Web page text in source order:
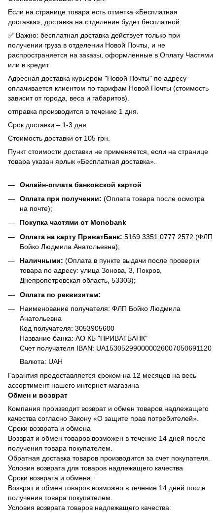
Если на странице товара есть отметка «Бесплатная
доставка», доставка на отделение будет бесплатной.
✅ Важно: бесплатная доставка действует только при
получении груза в отделении Новой Почты, и не
распространяется на заказы, оформленные в Оплату Частями
или в кредит.
Адресная доставка курьером "Новой Почты" по адресу
оплачивается клиентом по тарифам Новой Почты (стоимость
зависит от города, веса и габаритов).
отправка производится в течение 1 дня.
Срок доставки – 1-3 дня
Стоимость доставки от 105 грн.
Пункт стоимости доставки не применяется, если на странице
товара указан ярлык «Бесплатная доставка».
Онлайн-оплата банковской картой
Оплата при получении: (Оплата товара после осмотра
на почте);
Покупка частями от Monobank
Оплата на карту ПриватБанк: 5169 3351 0777 2572 (ФЛП
Бойко Людмила Анатольевна);
Наличными: (Оплата в пункте выдачи после проверки
товара по адресу: улица Зонова, 3, Покров,
Днепропетровская область, 53303);
Оплата по реквизитам:
Наименование получателя: ФЛП Бойко Людмила
Анатольевна
Код получателя: 3053905600
Название банка: АО КБ "ПРИВАТБАНК"
Счет получателя IBAN: UA153052990000026007050691120
Валюта: UAH
Гарантия предоставляется сроком на 12 месяцев на весь
ассортимент нашего интернет-магазина
Обмен и возврат
Компания производит возврат и обмен товаров надлежащего
качества согласно Закону «О защите прав потребителей».
Сроки возврата и обмена
Возврат и обмен товаров возможен в течение 14 дней после
получения товара покупателем.
Обратная доставка товаров производится за счет покупателя.
Условия возврата для товаров надлежащего качества
Сроки возврата и обмена:
Возврат и обмен товаров возможно в течение 14 дней после
получения товара покупателем.
Условия возврата товаров надлежащего качества: